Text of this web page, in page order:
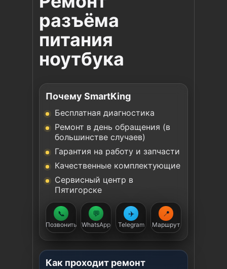
разъёма
питания
ноутбука
Почему SmartKing
Бесплатная диагностика
Ремонт в день обращения (в
большинстве случаев)
Гарантия на работу и запчасти
Качественные комплектующие
Сервисный центр в
Пятигорске
📞
Позвонить
💬
WhatsApp
✈️
Telegram
📍
Маршрут
Как проходит ремонт